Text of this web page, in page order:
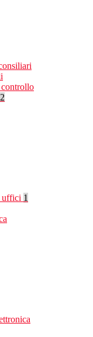
2
uffici 1